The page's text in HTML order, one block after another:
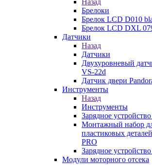
Назад
Брелоки
Брелок LCD D010
Брелок LCD DXL
Датчики
Назад
Датчики
Двухуровневый
VS-22d
Датчик двери
Инструменты
Назад
Инструменты
Зарядное
Монтажный набор
пластиковых
PRO
Зарядное
Модули моторного отсека